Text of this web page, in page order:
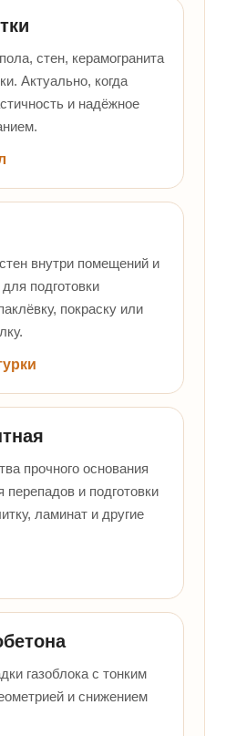
стен, керамогранита
Актуально, когда
и надёжное
внутри помещений и
подготовки
покраску или
прочного основания
перепадов и подготовки
ламинат и другие
газоблока с тонким
и снижением